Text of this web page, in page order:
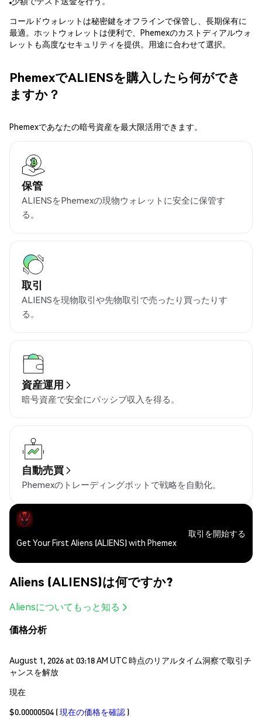
コールドウォレットは秘密鍵をオフラインで保管し、長期保有に
最適。ホットウォレットは便利で、Phemexのカストディアルウォ
レットも高度なセキュリティを提供。用途に合わせて選択。
PhemexでALIENSを購入したら何ができ
ますか？
Phemexであなたの暗号資産を最大限活用できます。
保管
ALIENSをPhemexの現物ウォレットに安全に保管す
る。
取引
ALIENSを現物取引や先物取引で売ったり買ったりす
る。
資産運用
暗号資産で安全にパッシブ収入を得る。
自動売買
Phemexのトレーディングボットで戦略を自動化。
Get Your First Aliens (ALIENS) with Phemex
取引を開始する
Aliens (ALIENS)は何ですか?
Aliensについてもっと知る
価格分析
August 1, 2026 at 03:18 AM UTC 時点のリアルタイム洞察で取引チ
ャンスを解放
現在
$0.00000504 (現在の価格を確認 )